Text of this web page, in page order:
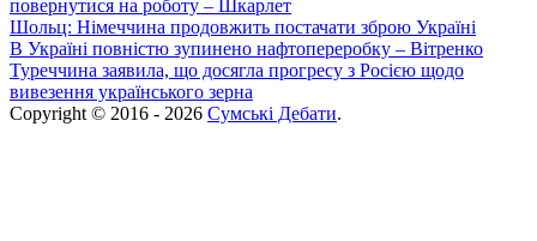
повернутися на роботу – Шкарлет
Шольц: Німеччина продовжить постачати зброю Україні
В Україні повністю зупинено нафтопереробку – Вітренко
Туреччина заявила, що досягла прогресу з Росією щодо
вивезення українського зерна
Copyright © 2016 - 2026 Сумські Дебати.